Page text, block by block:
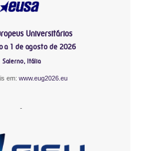
Universitários
a 1 de agosto de 2026
Salerno, Itália
em:www.eug2026.eu
-